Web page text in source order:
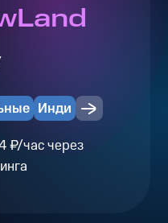
Инди
₽/час через